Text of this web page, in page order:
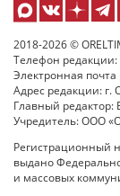
2018-2026 ©
Телефон редакции:
Электронная
Адрес редакции: г.
Главный редактор:
Учредитель: ООО
Регистрационный
выдано
и массовых